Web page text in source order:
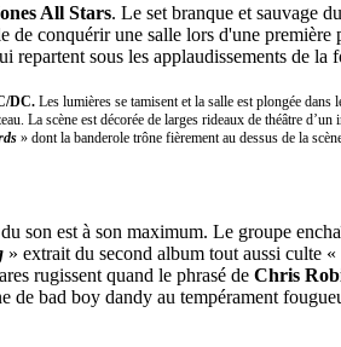
All Stars. Le set branque et sauvage
conquérir une salle lors d'une première
repartent sous les applaudissements de la
DC. Les lumières se tamisent et la salle est plongée dans
La scène est décorée de larges rideaux de théâtre
» dont la banderole trône fièrement au dessus de la
son est à son maximum. Le groupe
» extrait du second album tout aussi culte «
rugissent quand le phrasé de Chris
de bad boy dandy au tempérament